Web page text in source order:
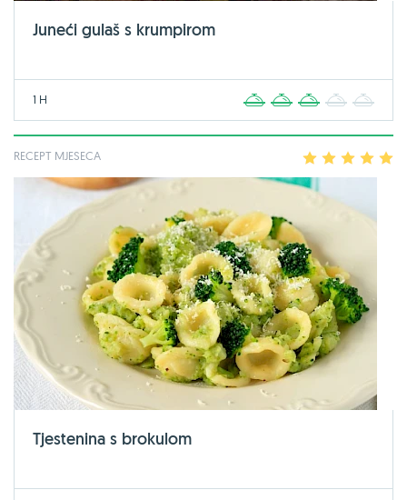
Juneći gulaš s krumpirom
1 H 2 3 4
RECEPT MJESECA 2 3 4
Tjestenina s brokulom